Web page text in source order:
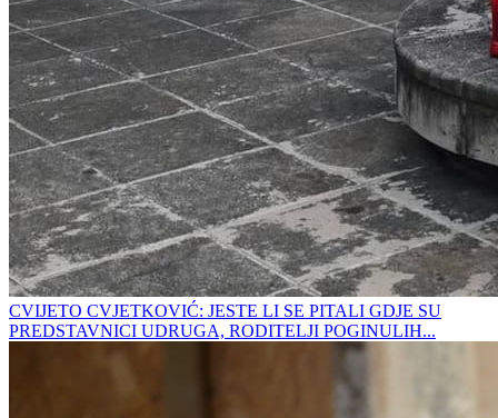
CVIJETO CVJETKOVIĆ: JESTE LI SE PITALI GDJE SU
PREDSTAVNICI UDRUGA, RODITELJI POGINULIH...